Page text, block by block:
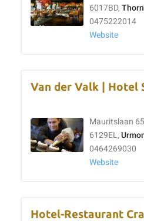
6017BD, Thorn
0475222014
Website
Van der Valk | Hotel
Mauritslaan 65
6129EL,
0464269030
Website
Hotel-Restaurant